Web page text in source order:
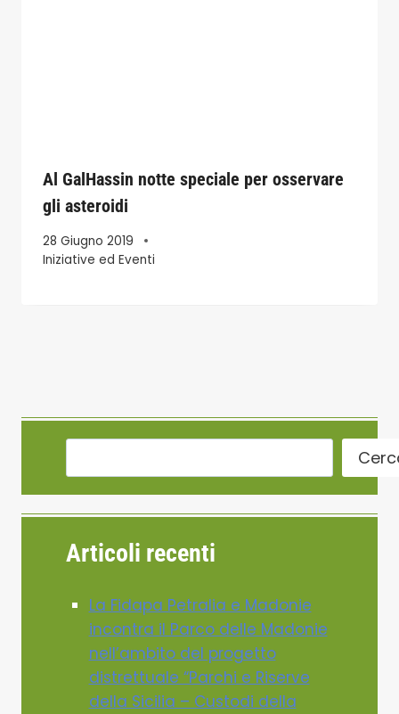
Al GalHassin notte speciale per osservare
gli asteroidi
28 Giugno 2019
Iniziative ed Eventi
Articoli recenti
La Fidapa Petralia e Madonie
incontra il Parco delle Madonie
nell’ambito del progetto
distrettuale “Parchi e Riserve
della Sicilia – Custodi della